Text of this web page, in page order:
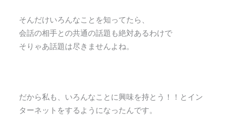
そんだけいろんなことを知ってたら、
会話の相手との共通の話題も絶対あるわけで
そりゃあ話題は尽きませんよね。
だから私も、いろんなことに興味を持とう！！とイン
ターネットをするようになったんです。